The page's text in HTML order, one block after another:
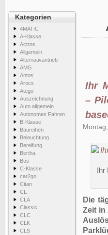
Kategorien
4MATIC
A-Klasse
Actros
Allgemein
Alternativantrieb
AMG
Antos
Arocs
Atego
Auszeichnung
Auto allgemein
Autonomes Fahren
B-Klasse
Baureihen
Beleuchtung
Bereifung
Bertha
Bus
C-Klasse
car2go
Citan
CL
CLA
Classic
CLC
CLK
CLS
Ihr
–
Die
Zeit in